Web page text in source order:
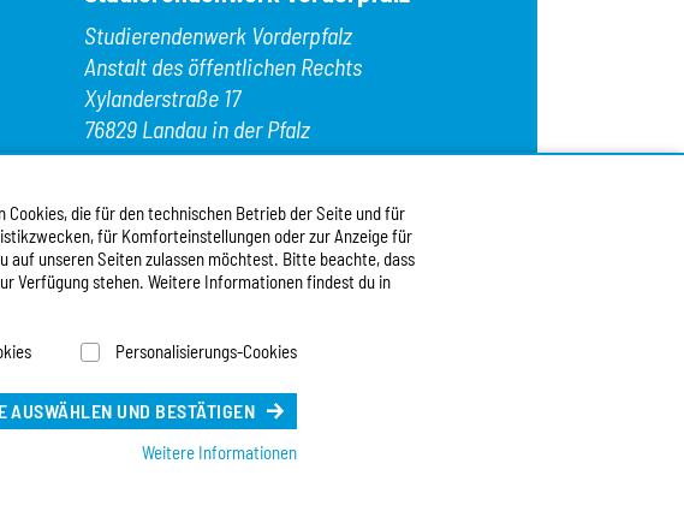
Cookies, die für den technischen Betrieb der Seite und für
für Komforteinstellungen oder zur Anzeige für
unseren Seiten zulassen möchtest. Bitte beachte, dass
Verfügung stehen. Weitere Informationen findest du in
Personalisierungs-Cookies
AUSWÄHLEN UND BESTÄTIGEN
Weitere Informationen
Studierendenwerk Vorderpfalz
Anstalt des öffentlichen Rechts
Xylanderstraße 17
76829 Landau in der Pfalz
Telefax: +49 6341 9179 16
E-Mail:info@stw-vp.de
Leichte Sprache (Deutsch)